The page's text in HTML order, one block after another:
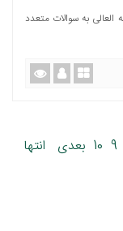
به سوالات متعدد
9
10 بعدی انتها